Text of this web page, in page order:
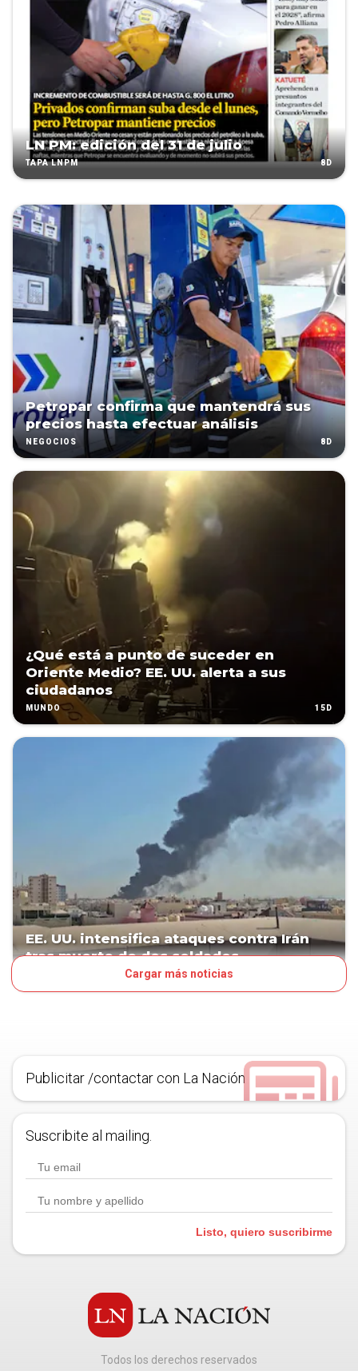
LN PM: edición del 31 de julio
TAPA LNPM 8D
Petropar confirma que mantendrá sus
precios hasta efectuar análisis
NEGOCIOS 8D
¿Qué está a punto de suceder en
Oriente Medio? EE. UU. alerta a sus
ciudadanos
MUNDO 15D
EE. UU. intensifica ataques contra Irán
tras muerte de dos soldados
Cargar más noticias
Publicitar /contactar con La Nación
Suscribite al mailing.
Listo, quiero suscribirme
Todos los derechos reservados